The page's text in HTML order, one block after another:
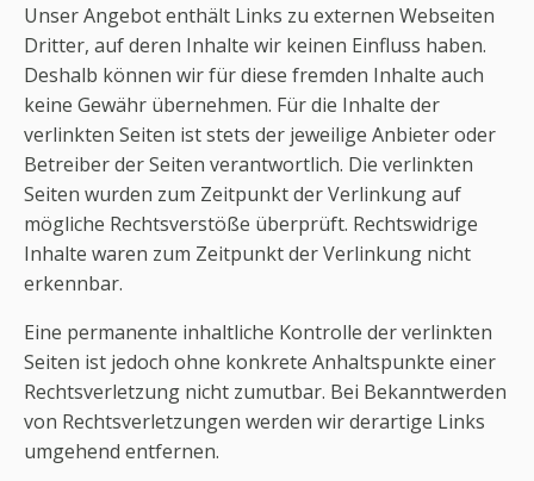
Unser Angebot enthält Links zu externen Webseiten
Dritter, auf deren Inhalte wir keinen Einfluss haben.
Deshalb können wir für diese fremden Inhalte auch
keine Gewähr übernehmen. Für die Inhalte der
verlinkten Seiten ist stets der jeweilige Anbieter oder
Betreiber der Seiten verantwortlich. Die verlinkten
Seiten wurden zum Zeitpunkt der Verlinkung auf
mögliche Rechtsverstöße überprüft. Rechtswidrige
Inhalte waren zum Zeitpunkt der Verlinkung nicht
erkennbar.
Eine permanente inhaltliche Kontrolle der verlinkten
Seiten ist jedoch ohne konkrete Anhaltspunkte einer
Rechtsverletzung nicht zumutbar. Bei Bekanntwerden
von Rechtsverletzungen werden wir derartige Links
umgehend entfernen.